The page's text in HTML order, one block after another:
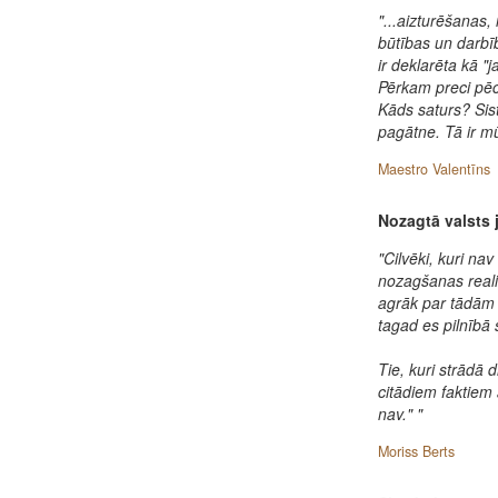
"...aizturēšanas,
būtības un
ir deklarēta kā
Pērkam preci
Kāds saturs?
pagātne. Tā ir
Maestro Valentīns
Nozagtā
"Cilvēki, kuri
nozagšanas
agrāk par
tagad es pilnībā
Tie, kuri strādā
citādiem
nav." "
Moriss Berts